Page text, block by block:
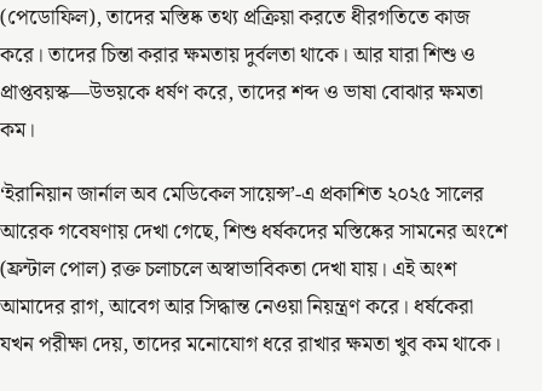
(পেডোফিল), তাদের মস্তিষ্ক তথ্য প্রক্রিয়া করতে ধীরগতিতে কাজ
করে। তাদের চিন্তা করার ক্ষমতায় দুর্বলতা থাকে। আর যারা শিশু ও
প্রাপ্তবয়স্ক—উভয়কে ধর্ষণ করে, তাদের শব্দ ও ভাষা বোঝার ক্ষমতা
কম।
‘ইরানিয়ান জার্নাল অব মেডিকেল সায়েন্স’-এ প্রকাশিত ২০২৫ সালের
আরেক গবেষণায় দেখা গেছে, শিশু ধর্ষকদের মস্তিষ্কের সামনের অংশে
(ফ্রন্টাল পোল) রক্ত চলাচলে অস্বাভাবিকতা দেখা যায়। এই অংশ
আমাদের রাগ, আবেগ আর সিদ্ধান্ত নেওয়া নিয়ন্ত্রণ করে। ধর্ষকেরা
যখন পরীক্ষা দেয়, তাদের মনোযোগ ধরে রাখার ক্ষমতা খুব কম থাকে।